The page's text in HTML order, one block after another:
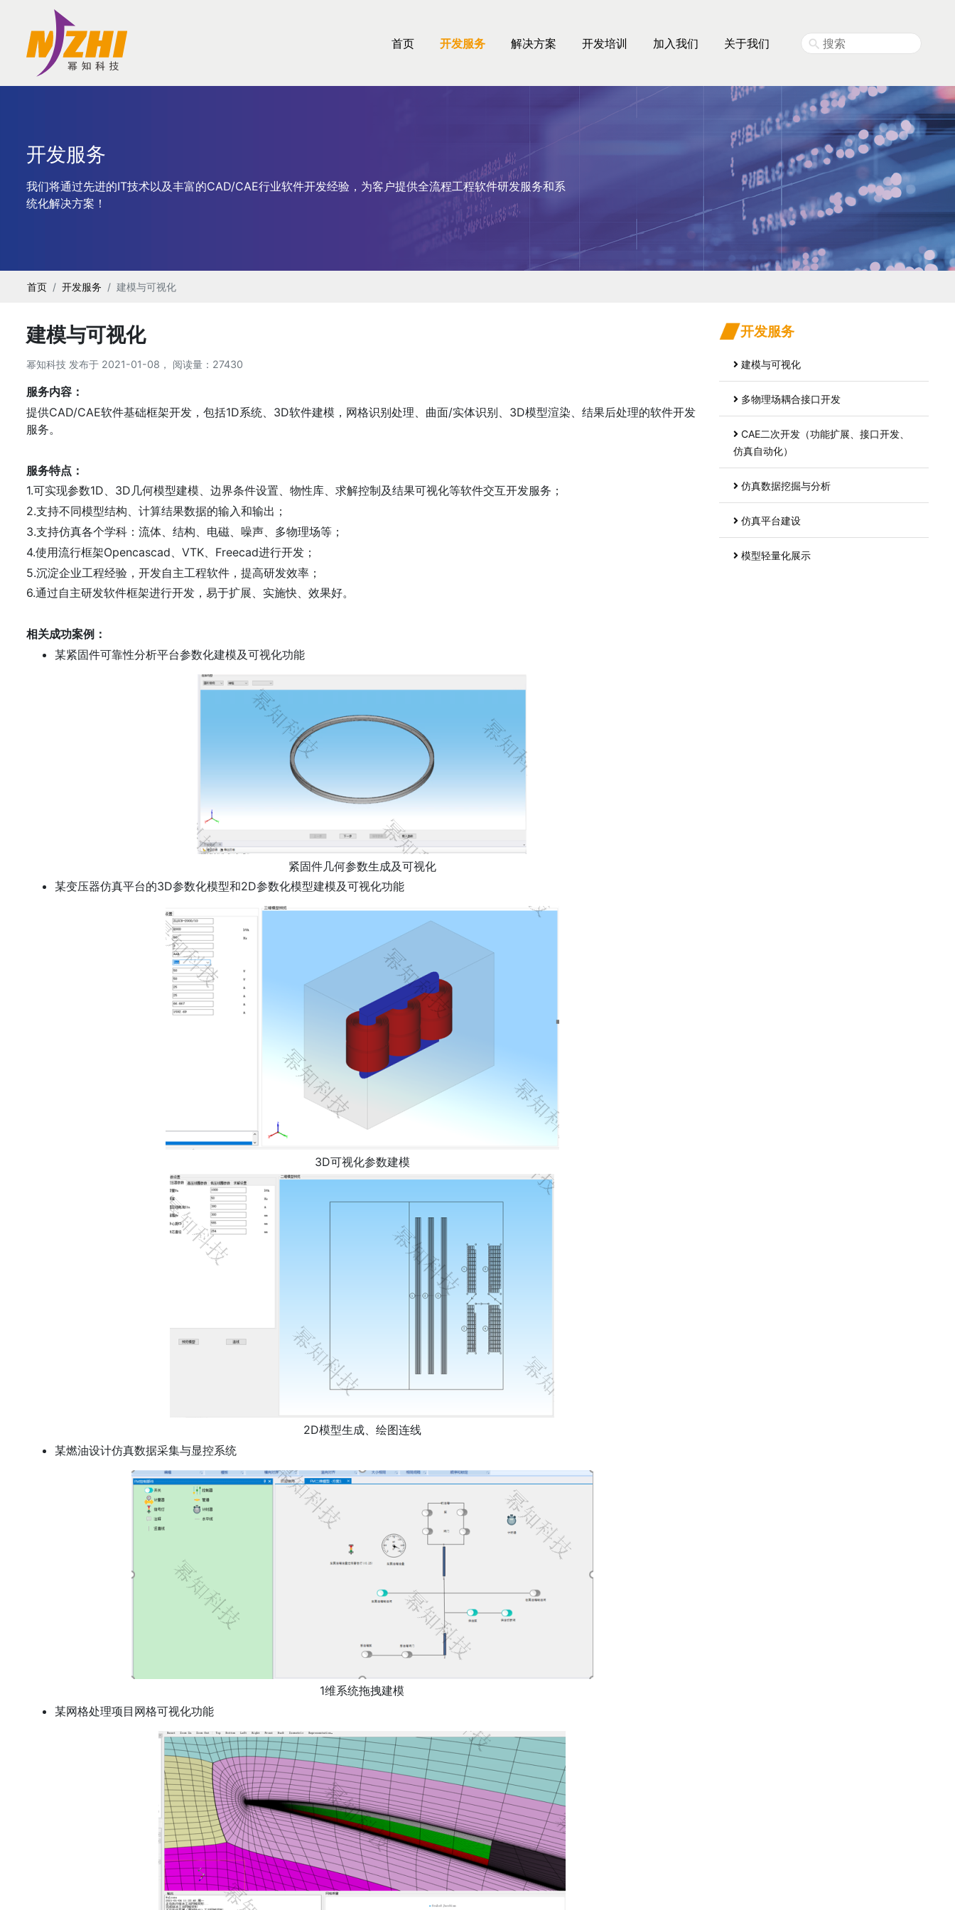
首页 开发服务 解决方案 开发培训 加入我们 关于我们
开发服务
我们将通过先进的IT技术以及丰富的CAD/CAE行业软件开发经验，为客户提供全流程工程软件研发服务和系
统化解决方案！
首页 开发服务 建模与可视化
建模与可视化
幂知科技 发布于 2021-01-08， 阅读量：27430
服务内容：
提供CAD/CAE软件基础框架开发，包括1D系统、3D软件建模，网格识别处理、曲面/实体识别、3D模型渲染、结果后处理的软件开发
服务。
服务特点：
1.可实现参数1D、3D几何模型建模、边界条件设置、物性库、求解控制及结果可视化等软件交互开发服务；
2.支持不同模型结构、计算结果数据的输入和输出；
3.支持仿真各个学科：流体、结构、电磁、噪声、多物理场等；
4.使用流行框架Opencascad、VTK、Freecad进行开发；
5.沉淀企业工程经验，开发自主工程软件，提高研发效率；
6.通过自主研发软件框架进行开发，易于扩展、实施快、效果好。
相关成功案例：
某紧固件可靠性分析平台参数化建模及可视化功能
紧固件几何参数生成及可视化
某变压器仿真平台的3D参数化模型和2D参数化模型建模及可视化功能
3D可视化参数建模
2D模型生成、绘图连线
某燃油设计仿真数据采集与显控系统
1维系统拖拽建模
某网格处理项目网格可视化功能
开发服务
建模与可视化
多物理场耦合接口开发
CAE二次开发（功能扩展、接口开发、
仿真自动化）
仿真数据挖掘与分析
仿真平台建设
模型轻量化展示